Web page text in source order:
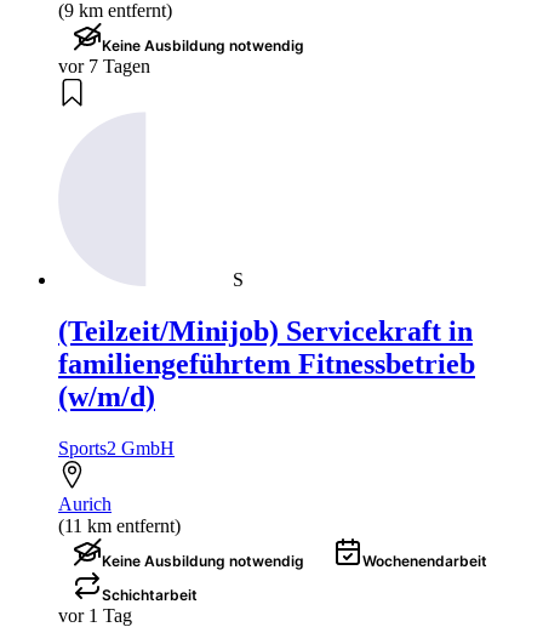
(9 km entfernt)
Keine Ausbildung notwendig
vor 7 Tagen
S
(Teilzeit/Minijob) Servicekraft in
familiengeführtem Fitnessbetrieb
(w/m/d)
Sports2 GmbH
Aurich
(11 km entfernt)
Keine Ausbildung notwendig
Wochenendarbeit
Schichtarbeit
vor 1 Tag